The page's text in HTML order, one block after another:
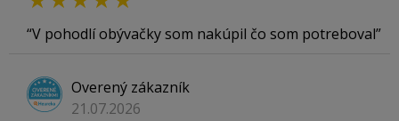
V pohodlí obývačky som nakúpil čo som potreboval
Overený zákazník
21.07.2026